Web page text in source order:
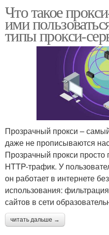
Что такое
ими
типы прокси-
Прозрачный прокси –
даже не прописываются
Прозрачный прокси
HTTP-трафик. У
он работает в интернете
использования:
сайтов в сети
читать дальше →